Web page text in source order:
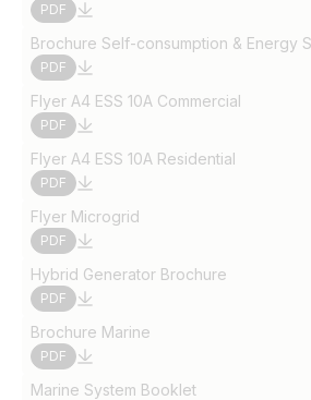
PDF
Brochure Self-consumption & Energy
PDF
Flyer A4 ESS 10A Commercial
PDF
Flyer A4 ESS 10A Residential
PDF
Flyer Microgrid
PDF
Hybrid Generator Brochure
PDF
Brochure Marine
PDF
Marine System Booklet